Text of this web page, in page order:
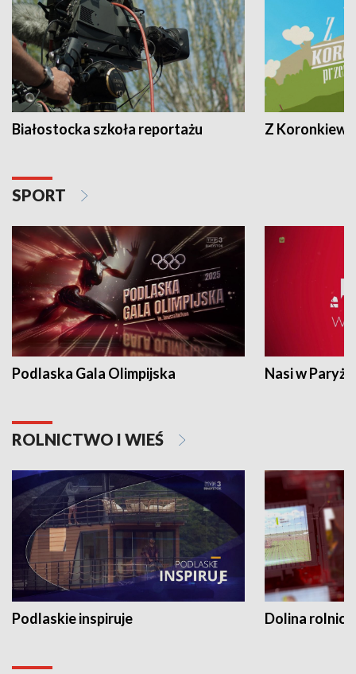
Białostocka szkoła reportażu Z
SPORT
Podlaska Gala Olimpijska Nasi w Paryżu
ROLNICTWO I WIEŚ
Podlaskie inspiruje Dolina